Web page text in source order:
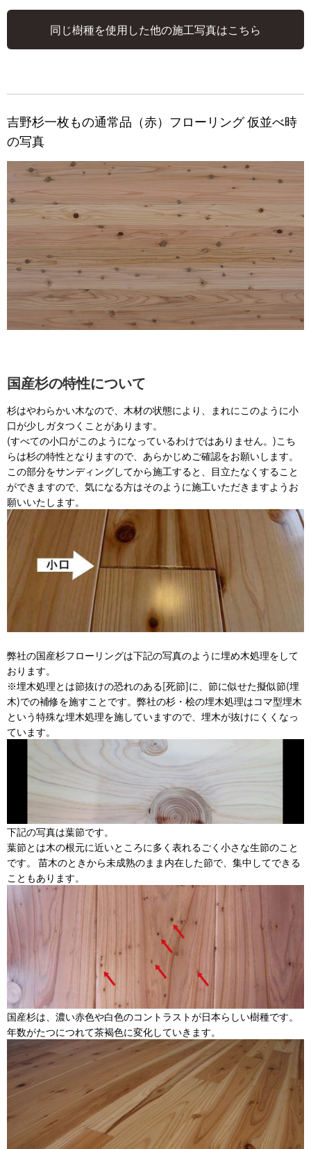
同じ樹種を使用した他の施工写真はこちら
吉野杉一枚もの通常品（赤）フローリング 仮並べ時
の写真
国産杉の特性について
杉はやわらかい木なので、木材の状態により、まれにこのように小
口が少しガタつくことがあります。
(すべての小口がこのようになっているわけではありません。)こち
らは杉の特性となりますので、あらかじめご確認をお願いします。
この部分をサンディングしてから施工すると、目立たなくすること
ができますので、気になる方はそのように施工いただきますようお
願いいたします。
弊社の国産杉フローリングは下記の写真のように埋め木処理をして
おります。
※埋木処理とは節抜けの恐れのある[死節]に、節に似せた擬似節(埋
木)での補修を施すことです。弊社の杉・桧の埋木処理はコマ型埋木
という特殊な埋木処理を施していますので、埋木が抜けにくくなっ
ています。
下記の写真は葉節です。
葉節とは木の根元に近いところに多く表れるごく小さな生節のこと
です。 苗木のときから未成熟のまま内在した節で、集中してできる
こともあります。
国産杉は、濃い赤色や白色のコントラストが日本らしい樹種です。
年数がたつにつれて茶褐色に変化していきます。